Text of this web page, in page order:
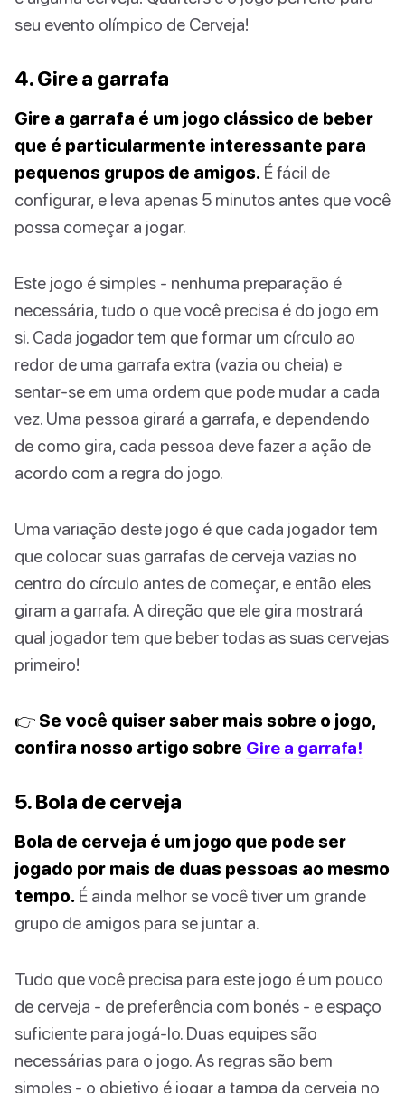
seu evento olímpico de Cerveja!
4. Gire a garrafa
Gire a garrafa é um jogo clássico de beber
que é particularmente interessante para
pequenos grupos de amigos. É fácil de
configurar, e leva apenas 5 minutos antes que você
possa começar a jogar.
Este jogo é simples - nenhuma preparação é
necessária, tudo o que você precisa é do jogo em
si. Cada jogador tem que formar um círculo ao
redor de uma garrafa extra (vazia ou cheia) e
sentar-se em uma ordem que pode mudar a cada
vez. Uma pessoa girará a garrafa, e dependendo
de como gira, cada pessoa deve fazer a ação de
acordo com a regra do jogo.
Uma variação deste jogo é que cada jogador tem
que colocar suas garrafas de cerveja vazias no
centro do círculo antes de começar, e então eles
giram a garrafa. A direção que ele gira mostrará
qual jogador tem que beber todas as suas cervejas
primeiro!
👉 Se você quiser saber mais sobre o jogo,
confira nosso artigo sobre Gire a garrafa!
5. Bola de cerveja
Bola de cerveja é um jogo que pode ser
jogado por mais de duas pessoas ao mesmo
tempo. É ainda melhor se você tiver um grande
grupo de amigos para se juntar a.
Tudo que você precisa para este jogo é um pouco
de cerveja - de preferência com bonés - e espaço
suficiente para jogá-lo. Duas equipes são
necessárias para o jogo. As regras são bem
simples - o objetivo é jogar a tampa da cerveja no